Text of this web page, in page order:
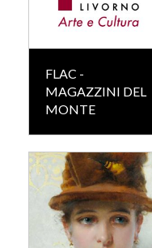
FLAC -
MAGAZZINI DEL
MONTE